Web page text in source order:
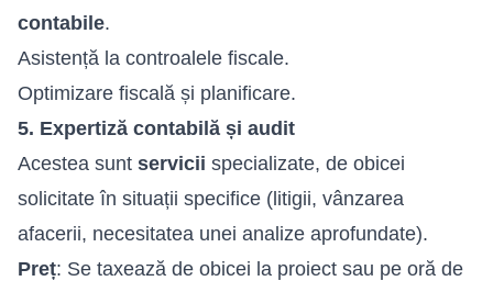
contabile.
Asistență la controalele fiscale.
Optimizare fiscală și planificare.
5. Expertiză contabilă și audit
Acestea sunt servicii specializate, de obicei
solicitate în situații specifice (litigii, vânzarea
afacerii, necesitatea unei analize aprofundate).
Preț: Se taxează de obicei la proiect sau pe oră de